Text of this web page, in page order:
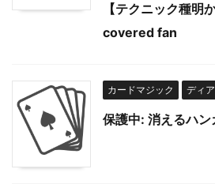
【テクニック種
covered fan
カードマジック ディ
保護中: 消えるハン